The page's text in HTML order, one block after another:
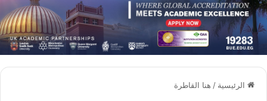
الرئيسية / هنا القاطرة